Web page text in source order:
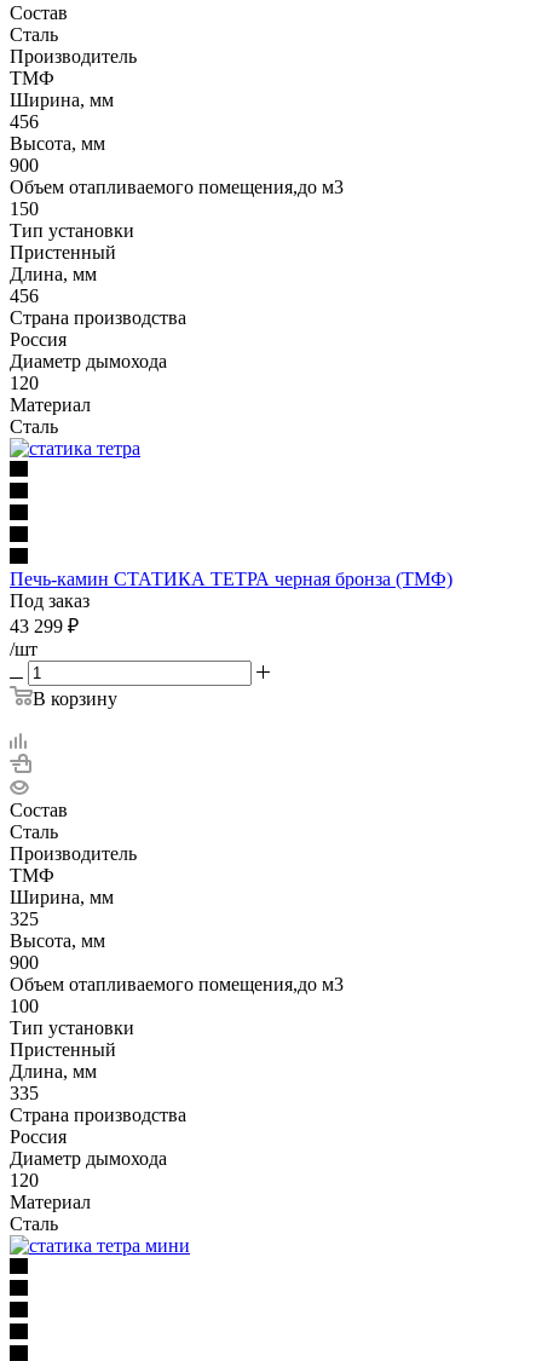
Состав
Сталь
Производитель
ТМФ
Ширина, мм
456
Высота, мм
900
Объем отапливаемого помещения,до м3
150
Тип установки
Пристенный
Длина, мм
456
Страна производства
Россия
Диаметр дымохода
120
Материал
Сталь
Печь-камин СТАТИКА ТЕТРА черная бронза (ТМФ)
Под заказ
43 299 ₽
/шт
В корзину
Состав
Сталь
Производитель
ТМФ
Ширина, мм
325
Высота, мм
900
Объем отапливаемого помещения,до м3
100
Тип установки
Пристенный
Длина, мм
335
Страна производства
Россия
Диаметр дымохода
120
Материал
Сталь